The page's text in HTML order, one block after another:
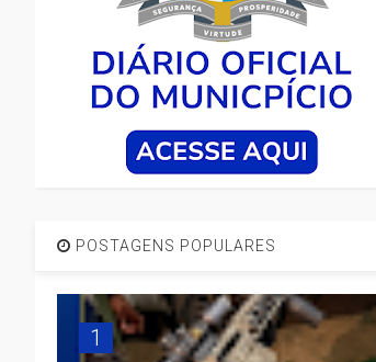
POSTAGENS POPULARES
1